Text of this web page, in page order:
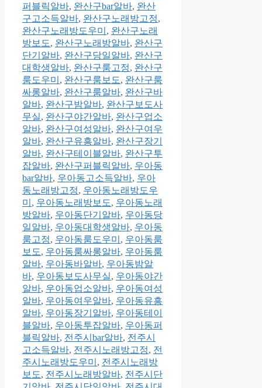
퍼블릭알바, 완산구bar알바, 완산
구고소득알바, 완산구노래방고정,
완산구노래방도우미 , 완산구노래
방보도, 완산구노래방알바, 완산구
단기알바, 완산구당일알바, 완산구
대학생알바, 완산구룸고정, 완산구
룸도우미 , 완산구룸보도, 완산구룸
싸롱알바, 완산구룸알바, 완산구바
알바, 완산구밤알바, 완산구보도사
무실, 완산구야간알바, 완산구업소
알바, 완산구여성알바, 완산구여우
알바, 완산구유흥알바, 완산구장기
알바, 완산구테이블알바, 완산구투
잡알바, 완산구퍼블릭알바, 우아동
bar알바, 우아동고소득알바, 우아
동노래방고정, 우아동노래방도우
미 , 우아동노래방보도, 우아동노래
방알바, 우아동단기알바, 우아동당
일알바, 우아동대학생알바, 우아동
룸고정, 우아동룸도우미 , 우아동룸
보도, 우아동룸싸롱알바, 우아동룸
알바, 우아동바알바, 우아동밤알
바, 우아동보도사무실, 우아동야간
알바, 우아동업소알바, 우아동여성
알바, 우아동여우알바, 우아동유흥
알바, 우아동장기알바, 우아동테이
블알바, 우아동투잡알바, 우아동퍼
블릭알바, 전주시bar알바, 전주시
고소득알바, 전주시노래방고정, 전
주시노래방도우미 , 전주시노래방
보도, 전주시노래방알바, 전주시단